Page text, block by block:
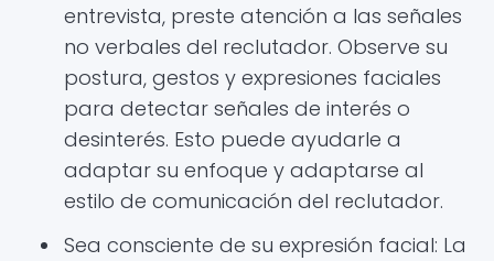
entrevista, preste atención a las señales
no verbales del reclutador. Observe su
postura, gestos y expresiones faciales
para detectar señales de interés o
desinterés. Esto puede ayudarle a
adaptar su enfoque y adaptarse al
estilo de comunicación del reclutador.
Sea consciente de su expresión facial: La